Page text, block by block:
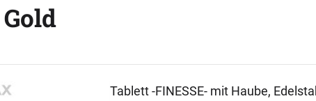
Tablett -FINESSE- mit Haube,